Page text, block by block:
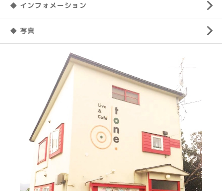
◆ インフォメーション
◆ 写真